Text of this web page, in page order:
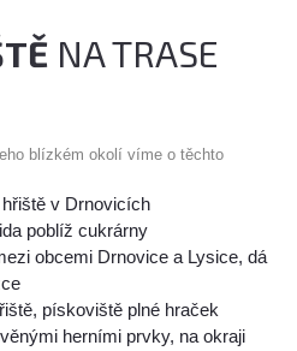
NA TRASE
blízkém okolí víme o těchto
v Drnovicích
poblíž cukrárny
obcemi Drnovice a Lysice, dá
pískoviště plné hraček
herními prvky, na okraji